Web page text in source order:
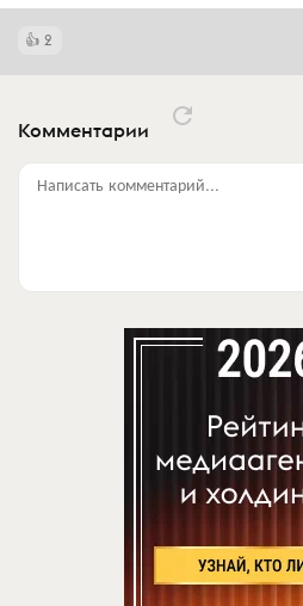
2
Комментарии
Написать комментарий...